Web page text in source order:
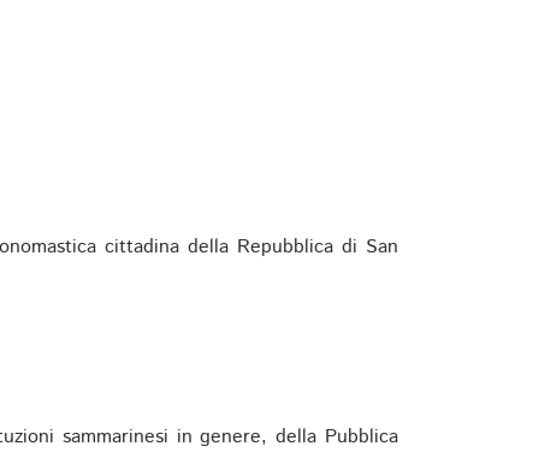
cittadina della Repubblica di San
sammarinesi in genere, della Pubblica